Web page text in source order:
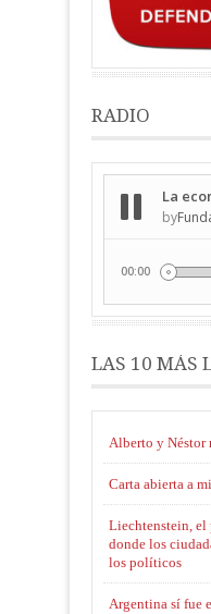
RADIO
LAS 10 MÁS
Alberto y Néstor
Carta abierta a
Liechtenstein, el
donde los
los políticos
Argentina sí fue